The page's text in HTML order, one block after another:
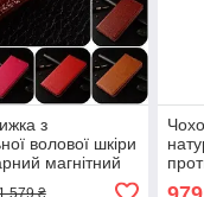
з
волової шкіри
магнітний
Hot 12i (X665B)